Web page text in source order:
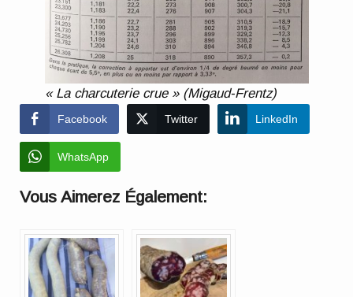
« La charcuterie crue » (Migaud-Frentz)
Facebook Twitter LinkedIn
WhatsApp
Vous Aimerez Également: